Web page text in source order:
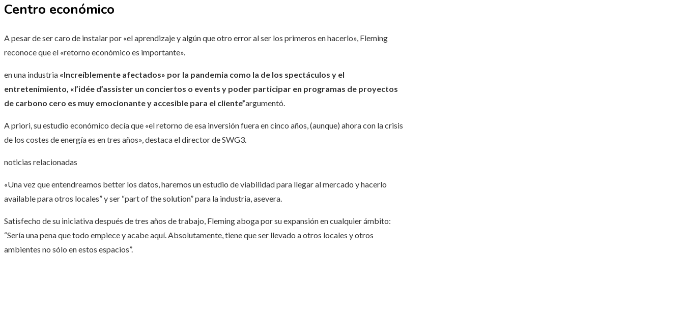
Centro económico
A pesar de ser caro de instalar por «el aprendizaje y algún que otro error al ser los primeros en hacerlo», Fleming
reconoce que el «retorno económico es importante».
en una industria «Increíblemente afectados» por la pandemia como la de los spectáculos y el
entretenimiento, «l’idée d’assister un conciertos o events y poder participar en programas de proyectos
de carbono cero es muy emocionante y accesible para el cliente”argumentó.
A priori, su estudio económico decía que «el retorno de esa inversión fuera en cinco años, (aunque) ahora con la crisis
de los costes de energía es en tres años», destaca el director de SWG3.
noticias relacionadas
«Una vez que entendreamos better los datos, haremos un estudio de viabilidad para llegar al mercado y hacerlo
available para otros locales” y ser “part of the solution” para la industria, asevera.
Satisfecho de su iniciativa después de tres años de trabajo, Fleming aboga por su expansión en cualquier ámbito:
“Sería una pena que todo empiece y acabe aquí. Absolutamente, tiene que ser llevado a otros locales y otros
ambientes no sólo en estos espacios”.